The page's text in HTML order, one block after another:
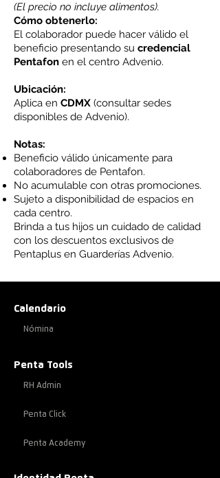
(El precio no incluye alimentos).
Cómo obtenerlo:
El colaborador puede hacer válido el
beneficio presentando su credencial
Pentafon en el centro Advenio.
Ubicación:
Aplica en CDMX (consultar sedes
disponibles de Advenio).
Notas:
Beneficio válido únicamente para
colaboradores de Pentafon.
No acumulable con otras promociones.
Sujeto a disponibilidad de espacios en
cada centro.
Brinda a tus hijos un cuidado de calidad
con los descuentos exclusivos de
Pentaplus en Guarderías Advenio.
Calendario
Nómina
Penta Tools
RH Admin
Penta Click
Penta Academy